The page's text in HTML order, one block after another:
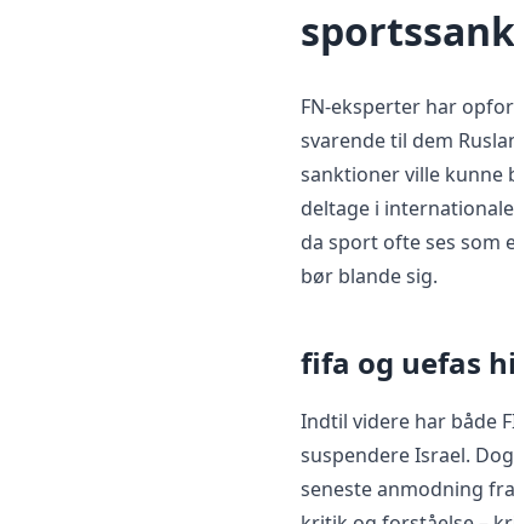
FN-eksperter har
svarende til dem
sanktioner ville kunne
deltage i
da sport ofte ses som
bør blande sig.
fifa og uefas
Indtil videre har både
suspendere Israel.
seneste anmodning